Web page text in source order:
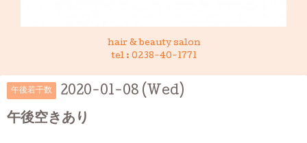
hair & beauty salon
tel : 0238-40-1771
午後若干数 2020-01-08 (Wed)
午後空きあり